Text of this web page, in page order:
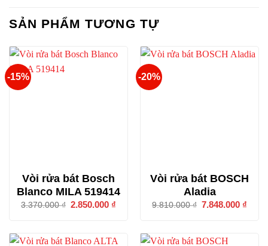
SẢN PHẨM TƯƠNG TỰ
-15%
Vòi rửa bát Bosch
Blanco MILA 519414
3.370.000₫ Giá
2.850.000 ₫
2.850.000 ₫.
-20%
Vòi rửa bát BOSCH
Aladia
9.810.000₫ Giá
7.848.000 ₫